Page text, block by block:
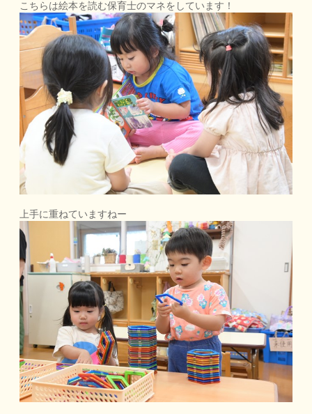
こちらは絵本を読む保育士のマネをしています！
上手に重ねていますねー